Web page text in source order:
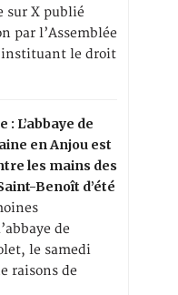
sur X publié
par l’Assemblée
instituant le droit
: L’abbaye de
en Anjou est
les mains des
Benoît d’été
de
le samedi
raisons de